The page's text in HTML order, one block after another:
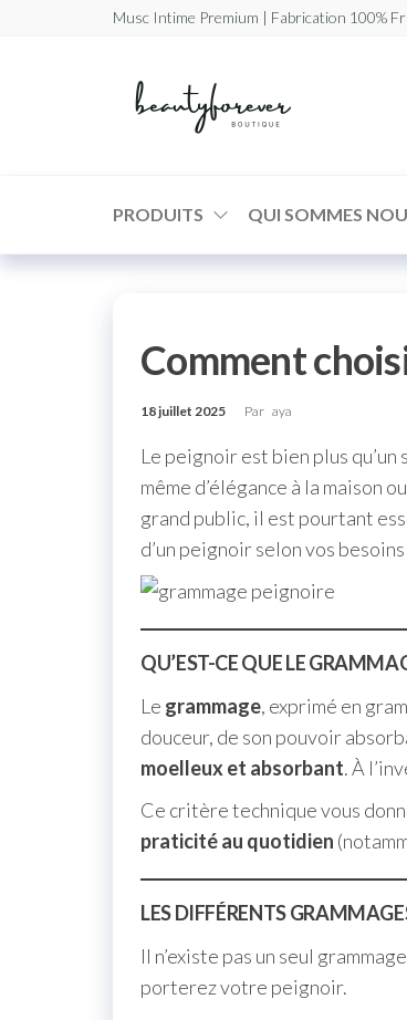
Musc Intime Premium | Fabrication 100%
PRODUITS QUI SOMMES
Comment
18 juillet 2025 Par aya
Le peignoir est bien plus
même d’élégance à la maison
grand public, il est pourtant
d’un peignoir selon vos
QU’EST-CE QUE LE
Le grammage, exprimé en
douceur, de son pouvoir
moelleux et absorbant. À
Ce critère technique vous
praticité au quotidien
LES DIFFÉRENTS
Il n’existe pas un seul
porterez votre peignoir.